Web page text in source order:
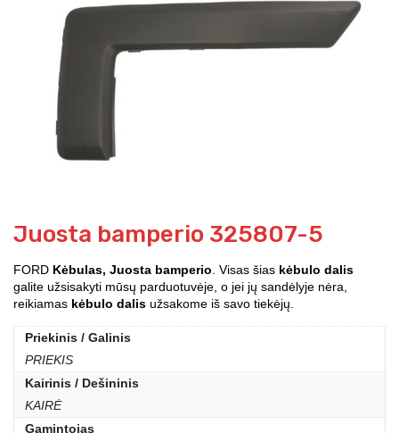
Juosta bamperio 325807-5
FORD Kėbulas, Juosta bamperio . Visas šias kėbulo dalis
galite užsisakyti mūsų parduotuvėje, o jei jų sandėlyje nėra,
reikiamas kėbulo dalis užsakome iš savo tiekėjų.
Priekinis / Galinis
PRIEKIS
Kairinis / Dešininis
KAIRĖ
Gamintojas